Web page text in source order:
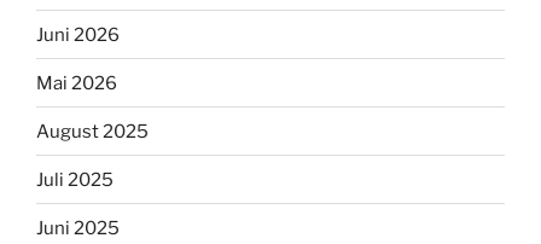
Juni 2026
Mai 2026
August 2025
Juli 2025
Juni 2025